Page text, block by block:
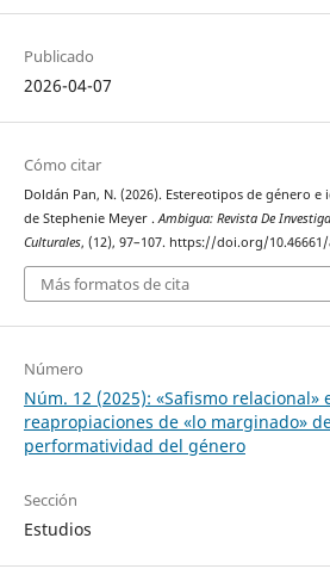
Publicado
2026-04-07
Cómo citar
Doldán Pan, N. (2026). Estereotipos de género
de Stephenie Meyer .Ambigua: Revista De
Culturales, (12), 97–107. https://doi.org/
Más formatos de cita
Número
Núm. 12 (2025): «Safismo
reapropiaciones de «lo marginado»
performatividad del género
Sección
Estudios